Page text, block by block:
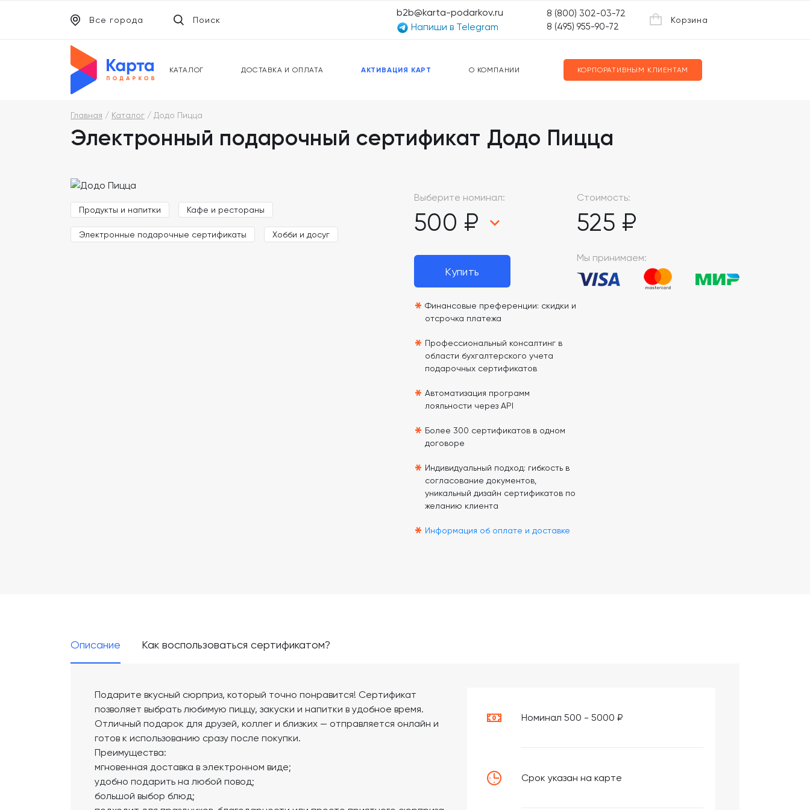
КАТАЛОГ ДОСТАВКА И ОПЛАТА АКТИВАЦИЯ КАРТ О КОМПАНИИ КОРПОРАТИВНЫМ КЛИЕНТАМ
Все города Поиск
b2b@karta-podarkov.ru
Напиши в Telegram
8 (800) 302-03-72
8 (495) 955-90-72
Корзина
ПОДАРОЧНЫЕ КАРТЫ
ПРЕДОПЛАЧЕННЫЕ КАРТЫ
Главная Каталог Додо Пицца
Электронный подарочный сертификат Додо Пицца
Продукты и напитки Кафе и рестораны
Электронные подарочные сертификаты Хобби и досуг
Выберите номинал:
500 ₽
Стоимость:
525 ₽
Купить
* Финансовые преференции: скидки и
отсрочка платежа
* Профессиональный консалтинг в
области бухгалтерского учета
подарочных сертификатов
* Автоматизация программ
лояльности через API
* Более 300 сертификатов в одном
договоре
* Индивидуальный подход: гибкость в
согласование документов,
уникальный дизайн сертификатов по
желанию клиента
* Информация об оплате и доставке
Мы принимаем:
Описание Как воспользоваться сертификатом?
Номинал 500 - 5000 ₽
Срок указан на карте
Подарите вкусный сюрприз, который точно понравится! Сертификат
позволяет выбрать любимую пиццу, закуски и напитки в удобное время.
Отличный подарок для друзей, коллег и близких — отправляется онлайн и
готов к использованию сразу после покупки.
Преимущества:
мгновенная доставка в электронном виде;
удобно подарить на любой повод;
большой выбор блюд;